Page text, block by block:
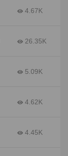
4.67K
26.35K
5.09K
4.62K
4.45K